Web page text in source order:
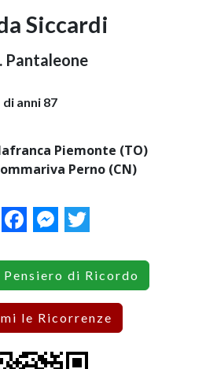
Siccardi
Pantaleone
di anni 87
Piemonte (TO)
Perno (CN)
FacebookMessenger
Twitter
di Ricordo
le Ricorrenze